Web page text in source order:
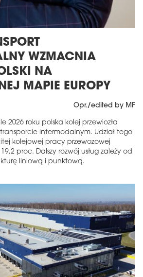
WZMACNIA
NA
MAPIE EUROPY
Opr./edited by MF
2026 roku polska kolej przewiozła
transporcie intermodalnym. Udział tego
kolejowej pracy przewozowej
proc. Dalszy rozwój usług zależy od
liniową i punktową.